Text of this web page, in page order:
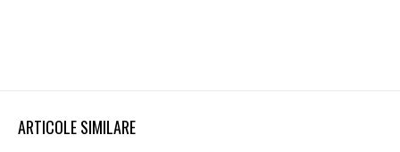
ARTICOLE SIMILARE